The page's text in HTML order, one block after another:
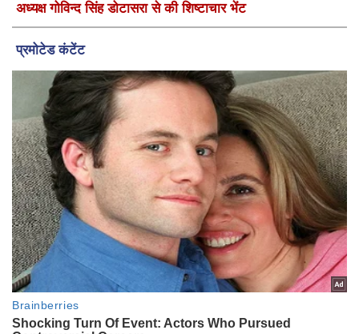
अध्यक्ष गोविन्द सिंह डोटासरा से की शिष्टाचार भेंट